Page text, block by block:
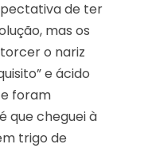
de ter
mas os
o nariz
e ácido
foram
que cheguei à
trigo de